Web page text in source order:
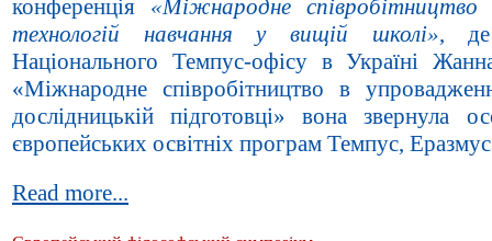
конференція «Міжнародне співробітництво
технологій навчання у вищій школі», де
Національного Темпус-офісу в Україні
«Міжнародне співробітництво в
дослідницькій підготовці» вона звернула
європейських освітніх програм Темпус,
Read more...